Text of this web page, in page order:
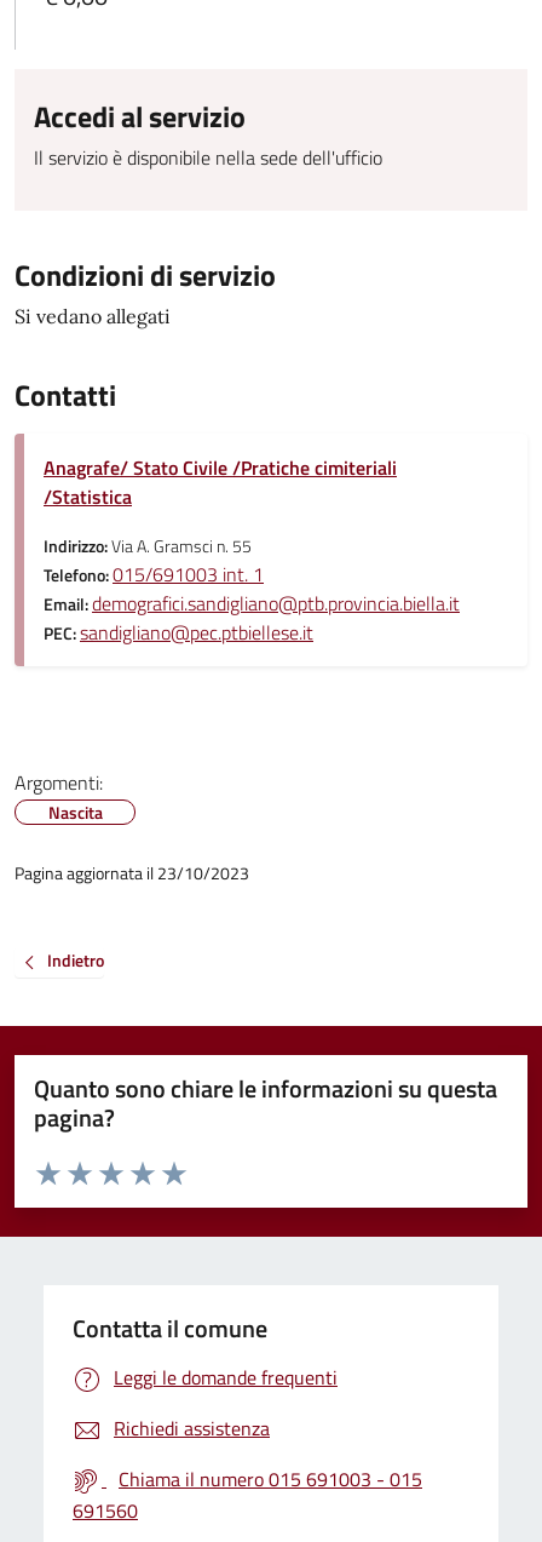
Accedi al servizio
Il servizio è disponibile nella sede dell'ufficio
Condizioni di servizio
Si vedano allegati
Contatti
Anagrafe/ Stato Civile /Pratiche cimiteriali
/Statistica
Indirizzo:Via A. Gramsci n. 55
Telefono:015/691003 int. 1
Email:demografici.sandigliano@ptb.provincia.biella.it
PEC:sandigliano@pec.ptbiellese.it
Argomenti:
Nascita
Pagina aggiornata il 23/10/2023
Indietro
Quanto sono chiare le informazioni su questa
pagina?
Valuta da 1 a 5 stelle la pagina
Valuta 5 stelle su 5
Valuta 4 stelle su 5
Valuta 3 stelle su 5
Valuta 2 stelle su 5
Valuta 1 stelle su 5
Contatta il comune
Leggi le domande frequenti
Richiedi assistenza
Chiama il numero 015 691003 - 015
691560